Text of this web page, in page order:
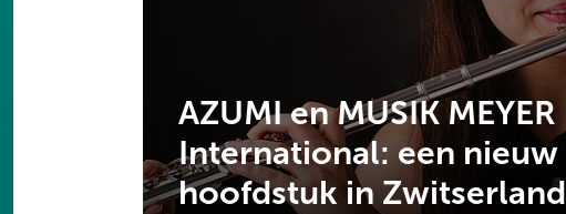
AZUMI en MUSIK MEYER
International: een nieuw
hoofdstuk in Zwitserland